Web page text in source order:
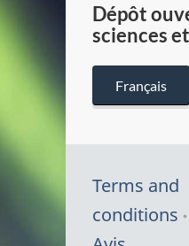
Dépôt
sciences
Français
Terms and
conditions